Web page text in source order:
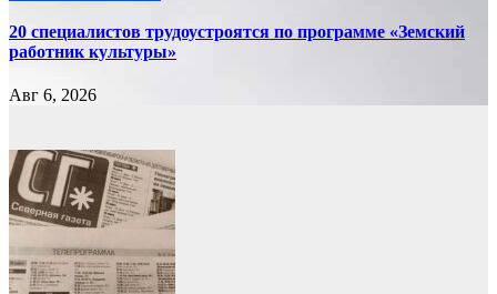
20 специалистов трудоустроятся по программе «Земский
работник культуры»
Авг 6, 2026